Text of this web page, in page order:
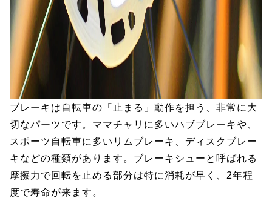
ブレーキは自転車の「止まる」動作を担う、非常に大
切なパーツです。ママチャリに多いハブブレーキや、
スポーツ自転車に多いリムブレーキ、ディスクブレー
キなどの種類があります。ブレーキシューと呼ばれる
摩擦力で回転を止める部分は特に消耗が早く、2年程
度で寿命が来ます。